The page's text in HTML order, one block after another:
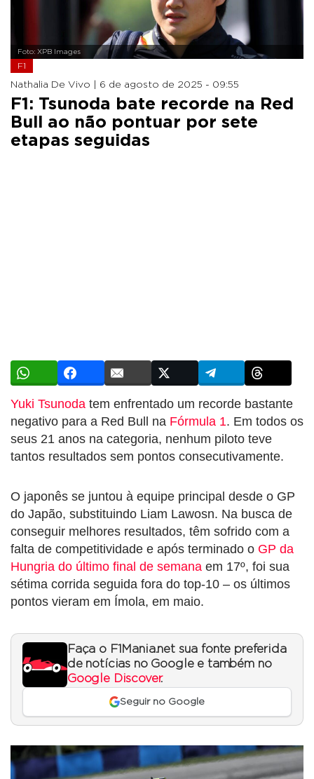
Foto: XPB Images
F1
Nathalia De Vivo | 6 de agosto de 2025 - 09:55
F1: Tsunoda bate recorde na Red
Bull ao não pontuar por sete
etapas seguidas
Yuki Tsunoda tem enfrentado um recorde bastante
negativo para a Red Bull na Fórmula 1. Em todos os
seus 21 anos na categoria, nenhum piloto teve
tantos resultados sem pontos consecutivamente.
O japonês se juntou à equipe principal desde o GP
do Japão, substituindo Liam Lawosn. Na busca de
conseguir melhores resultados, têm sofrido com a
falta de competitividade e após terminado o GP da
Hungria do último final de semana em 17º, foi sua
sétima corrida seguida fora do top-10 – os últimos
pontos vieram em Ímola, em maio.
Faça o F1Mania.net sua fonte preferida
de notícias no Google e também no
Google Discover.
Seguir no Google